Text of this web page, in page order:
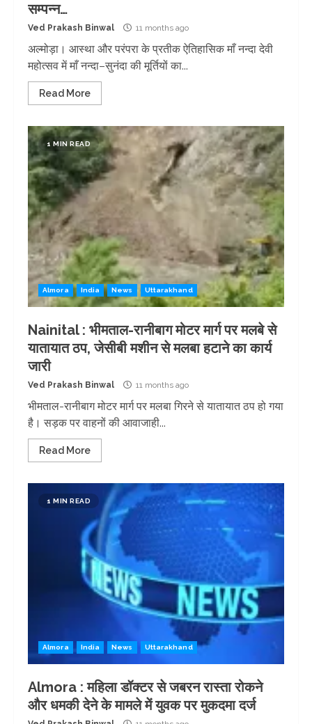
सम्पन्न…
Ved Prakash Binwal 11 months ago
अल्मोड़ा। आस्था और परंपरा के प्रतीक ऐतिहासिक माँ नन्दा देवी
महोत्सव में माँ नन्दा–सुनंदा की मूर्तियों का...
Read More
1 MIN READ
Almora India News Uttarakhand
Nainital : भीमताल-रानीबाग मोटर मार्ग पर मलबे से
यातायात ठप, जेसीबी मशीन से मलबा हटाने का कार्य
जारी
Ved Prakash Binwal 11 months ago
भीमताल-रानीबाग मोटर मार्ग पर मलबा गिरने से यातायात ठप हो गया
है। सड़क पर वाहनों की आवाजाही...
Read More
1 MIN READ
Almora India News Uttarakhand
Almora : महिला डॉक्टर से जबरन रास्ता रोकने
और धमकी देने के मामले में युवक पर मुकदमा दर्ज